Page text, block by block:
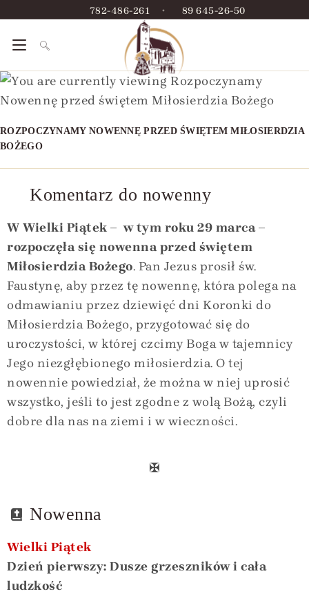
782-486-261 • 89 645-26-50
ROZPOCZYNAMY NOWENNĘ PRZED ŚWIĘTEM MIŁOSIERDZIA
BOŻEGO
Komentarz do nowenny
W Wielki Piątek – w tym roku 29 marca –
rozpoczęła się nowenna przed świętem
Miłosierdzia Bożego. Pan Jezus prosił św.
Faustynę, aby przez tę nowennę, która polega na
odmawianiu przez dziewięć dni Koronki do
Miłosierdzia Bożego, przygotować się do
uroczystości, w której czcimy Boga w tajemnicy
Jego niezgłębionego miłosierdzia. O tej
nowennie powiedział, że można w niej uprosić
wszystko, jeśli to jest zgodne z wolą Bożą, czyli
dobre dla nas na ziemi i w wieczności.
✠
Nowenna
Wielki Piątek
Dzień pierwszy: Dusze grzeszników i cała
ludzkość